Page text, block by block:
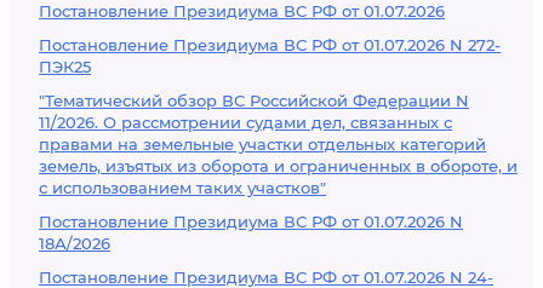
Постановление Президиума ВС РФ от 01.07.2026
Постановление Президиума ВС РФ от 01.07.2026 N 272-
ПЭК25
"Тематический обзор ВС Российской Федерации N
11/2026. О рассмотрении судами дел, связанных с
правами на земельные участки отдельных категорий
земель, изъятых из оборота и ограниченных в обороте, и
с использованием таких участков"
Постановление Президиума ВС РФ от 01.07.2026 N
18А/2026
Постановление Президиума ВС РФ от 01.07.2026 N 24-